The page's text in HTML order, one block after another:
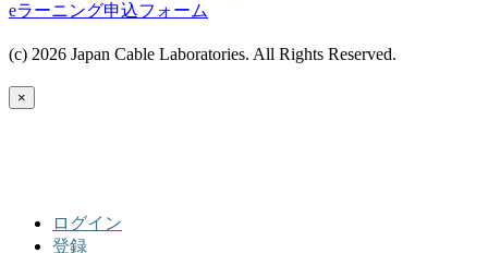
eラーニング申込フォーム
(c) 2026 Japan Cable Laboratories. All Rights Reserved.
×
ログイン
登録